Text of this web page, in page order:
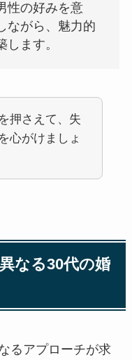
性の好みを意
ながら、魅力的
ます。
押さえて、失
心がけましょ
なる30代の婚
るアプローチが求